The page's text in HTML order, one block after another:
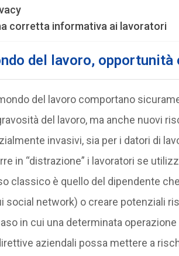
corretta informativa ai lavoratori
del lavoro, opportunità
del lavoro comportano
del lavoro, ma anche nuovi
invasivi, sia per i datori di
in “distrazione” i lavoratori se
classico è quello del dipendente
social network) o creare potenziali
in cui una determinata
aziendali possa mettere a